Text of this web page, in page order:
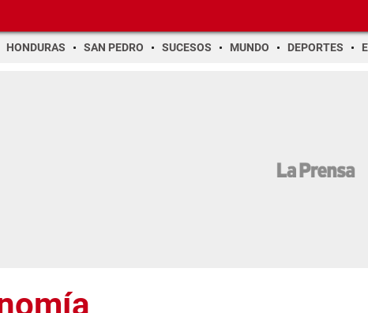
HONDURAS SAN PEDRO SUCESOS MUNDO DEPORTES